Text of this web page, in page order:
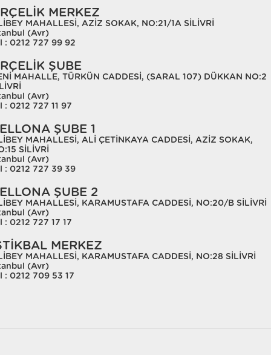
MERKEZ
MAHALLESİ, AZİZ SOKAK, NO:21/1A SİLİVRİ
(Avr)
: 0212 727 99 92
ŞUBE
MAHALLE, TÜRKÜN CADDESİ, (SARAL 107) DÜKKAN NO:2
(Avr)
: 0212 727 11 97
ŞUBE 1
MAHALLESİ, ALİ ÇETİNKAYA CADDESİ, AZİZ SOKAK,
SİLİVRİ
(Avr)
: 0212 727 39 39
ŞUBE 2
MAHALLESİ, KARAMUSTAFA CADDESİ, NO:20/B SİLİVRİ
(Avr)
: 0212 727 17 17
MERKEZ
MAHALLESİ, KARAMUSTAFA CADDESİ, NO:28 SİLİVRİ
(Avr)
: 0212 709 53 17